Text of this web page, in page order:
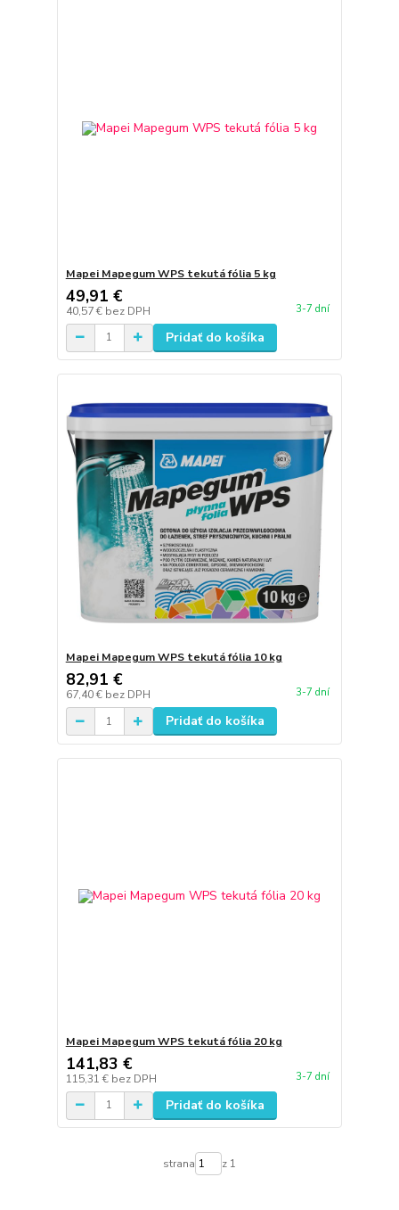
Mapei Mapegum WPS tekutá fólia 5 kg
49,91 €
40,57 € bez DPH 3-7 dní
Pridať do košíka
Mapei Mapegum WPS tekutá fólia 10 kg
82,91 €
67,40 € bez DPH 3-7 dní
Pridať do košíka
Mapei Mapegum WPS tekutá fólia 20 kg
141,83 €
115,31 € bez DPH 3-7 dní
Pridať do košíka
strana z 1